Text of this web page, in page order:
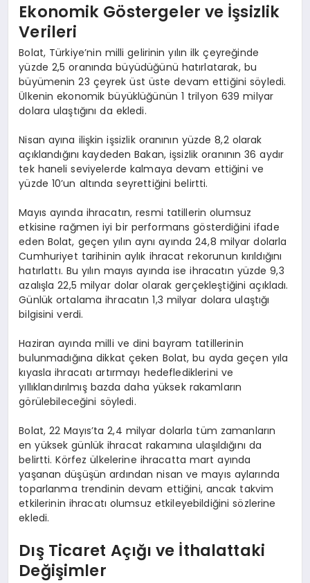
Ekonomik Göstergeler ve İşsizlik
Verileri
Bolat, Türkiye’nin milli gelirinin yılın ilk çeyreğinde
yüzde 2,5 oranında büyüdüğünü hatırlatarak, bu
büyümenin 23 çeyrek üst üste devam ettiğini söyledi.
Ülkenin ekonomik büyüklüğünün 1 trilyon 639 milyar
dolara ulaştığını da ekledi.
Nisan ayına ilişkin işsizlik oranının yüzde 8,2 olarak
açıklandığını kaydeden Bakan, işsizlik oranının 36 aydır
tek haneli seviyelerde kalmaya devam ettiğini ve
yüzde 10’un altında seyrettiğini belirtti.
Mayıs ayında ihracatın, resmi tatillerin olumsuz
etkisine rağmen iyi bir performans gösterdiğini ifade
eden Bolat, geçen yılın aynı ayında 24,8 milyar dolarla
Cumhuriyet tarihinin aylık ihracat rekorunun kırıldığını
hatırlattı. Bu yılın mayıs ayında ise ihracatın yüzde 9,3
azalışla 22,5 milyar dolar olarak gerçekleştiğini açıkladı.
Günlük ortalama ihracatın 1,3 milyar dolara ulaştığı
bilgisini verdi.
Haziran ayında milli ve dini bayram tatillerinin
bulunmadığına dikkat çeken Bolat, bu ayda geçen yıla
kıyasla ihracatı artırmayı hedeflediklerini ve
yıllıklandırılmış bazda daha yüksek rakamların
görülebileceğini söyledi.
Bolat, 22 Mayıs’ta 2,4 milyar dolarla tüm zamanların
en yüksek günlük ihracat rakamına ulaşıldığını da
belirtti. Körfez ülkelerine ihracatta mart ayında
yaşanan düşüşün ardından nisan ve mayıs aylarında
toparlanma trendinin devam ettiğini, ancak takvim
etkilerinin ihracatı olumsuz etkileyebildiğini sözlerine
ekledi.
Dış Ticaret Açığı ve İthalattaki
Değişimler